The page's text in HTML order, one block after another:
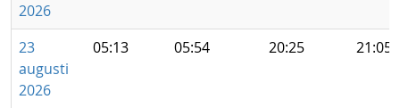
2026
23
augusti
2026
05:13 05:54 20:25 21:05